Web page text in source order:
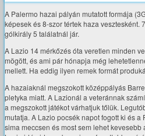
A Palermo hazai pályán mutatott formája
képesek és 8-szor tértek haza
gólkirály 5 találatnál jár.
A Lazio 14 mérkőzés óta veretlen minden
mögött, és ami pár hónapja még
mellett. Ha eddig ilyen remek formát
A hazaiaknál megszokott középpályás
pletyka miatt. A Lazionál a veteránnak
a megszokott játékot várhatjuk tőlük.
mutatja. A Lazio pocsék napot fogott ki és
sima meccsen és most sem lehet